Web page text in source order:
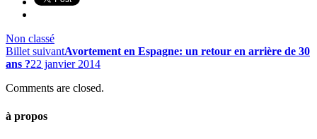
Non classé
Billet suivantAvortement en Espagne: un retour en arrière de 30
ans ?22 janvier 2014
Comments are closed.
à propos